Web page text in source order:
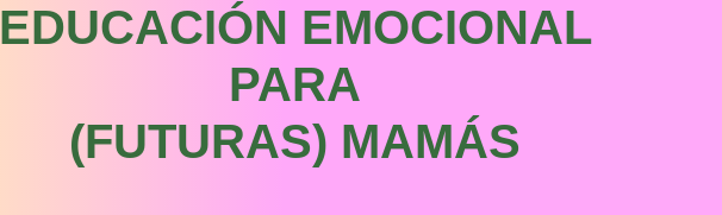
EDUCACIÓN EMOCIONAL
PARA
(FUTURAS) MAMÁS